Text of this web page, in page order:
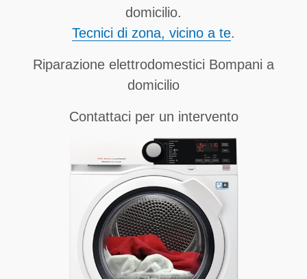
domicilio.
Tecnici di zona, vicino a te.
Riparazione elettrodomestici Bompani a
domicilio
Contattaci per un intervento